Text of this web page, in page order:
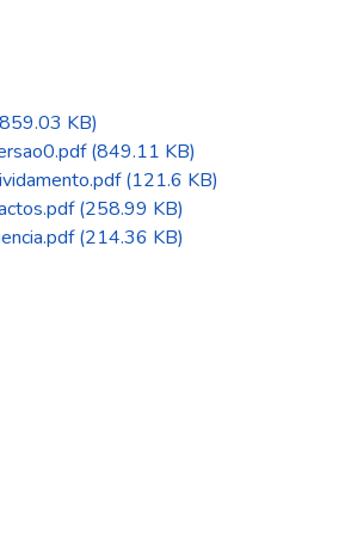
KB)
(849.11 KB)
(121.6 KB)
(258.99 KB)
(214.36 KB)